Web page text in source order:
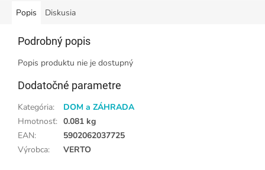
Popis Diskusia
Podrobný popis
Popis produktu nie je dostupný
Dodatočné parametre
Kategória:
DOM a ZÁHRADA
Hmotnosť: 0.081 kg
EAN:
5902062037725
Výrobca: VERTO